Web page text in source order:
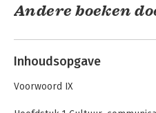
Andere boeken
Inhoudsopgave
Voorwoord IX